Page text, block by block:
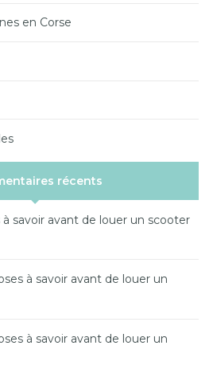
en Corse
récents
à savoir avant de louer un scooter
à savoir avant de louer un
à savoir avant de louer un